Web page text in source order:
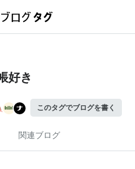
好き
このタグでブログを書く
関連ブログ